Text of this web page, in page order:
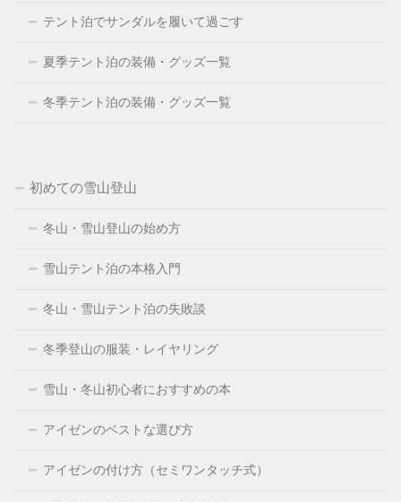
テント泊でサンダルを履いて過ごす
夏季テント泊の装備・グッズ一覧
冬季テント泊の装備・グッズ一覧
初めての雪山登山
冬山・雪山登山の始め方
雪山テント泊の本格入門
冬山・雪山テント泊の失敗談
冬季登山の服装・レイヤリング
雪山・冬山初心者におすすめの本
アイゼンのベストな選び方
アイゼンの付け方（セミワンタッチ式）